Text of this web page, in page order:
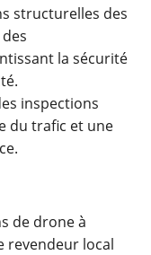
structurelles des
la sécurité
inspections
du trafic et une
de drone à
revendeur local